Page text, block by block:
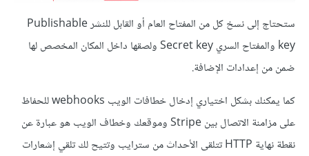
ستحتاج إلى نسخ كل من المفتاح العام أو القابل للنشر Publishable
key والمفتاح السري Secret key ولصقها داخل المكان المخصص لها
ضمن من إعدادات الإضافة.
كما يمكنك بشكل اختياري إدخال خطافات الويب webhooks للحفاظ
على مزامنة الاتصال بين Stripe وموقعك وخطاف الويب هو عبارة عن
نقطة نهاية HTTP تتلقى الأحداث من سترايب وتتيح لك تلقي إشعارات